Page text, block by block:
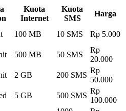
Kuota
Internet
Kuota
SMS
Harga
100 MB 10 SMS
Rp 5.000
500 MB 50 SMS
Rp
20.000
2 GB 200 SMS
Rp
50.000
5 GB 500 SMS
Rp
100.000